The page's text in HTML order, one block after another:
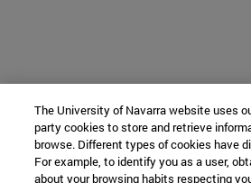
The University of Navarra website uses
party cookies to store and retrieve
browse. Different types of cookies have
For example, to identify you as a user,
about your browsing habits respecting